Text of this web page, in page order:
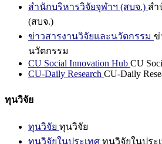
สำนักบริหารวิจัยจุฬาฯ (สบจ.) สำ
(สบจ.)
ข่าวสารงานวิจัยและนวัตกรรม ข่
นวัตกรรม
CU Social Innovation Hub CU
CU-Daily Research CU-Daily
ทุนวิจัย
ทุนวิจัย ทุนวิจัย
ทุนวิจัยในประเทศ ทุนวิจัยในประ